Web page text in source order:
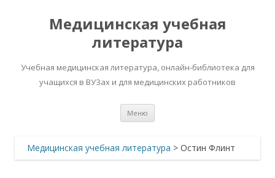
Медицинская учебная
литература
Учебная медицинская литература, онлайн-библиотека для
учащихся в ВУЗах и для медицинских работников
Меню
Медицинская учебная литература > Остин Флинт